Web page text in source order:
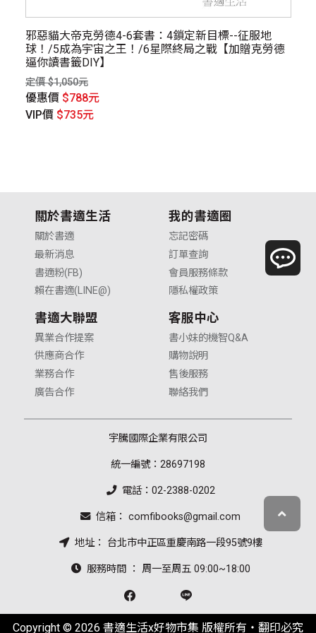
邪惡貓大帝克勞德4-6套書：4鎖定新目標--征服地
球！/5成為宇宙之王！/6星際終局之戰【加贈克勞德
逼你讀書籤DIY】
定價 $1,050元
優惠價 $788元
VIP價 $735元
關於書適生活
關於書適
最新消息
書適粉(FB)
賴在書適(LINE@)
我的書適圈
忘記密碼
訂單查詢
會員服務條款
隱私權政策
書適大聯盟
異業合作提案
供應商合作
業務合作
廣告合作
客服中心
書小妹的機智Q&A
購物說明
售後服務
聯絡我們
宇騰國際企業有限公司
統一編號：28697198
電話：02-2388-0202
信箱： comfibooks@gmail.com
地址： 台北市中正區重慶南路一段95號9樓
服務時間 ： 周一至周五 09:00~18:00
Copyright © 2026 書適生活x好物市集 版權所有‧翻印必究